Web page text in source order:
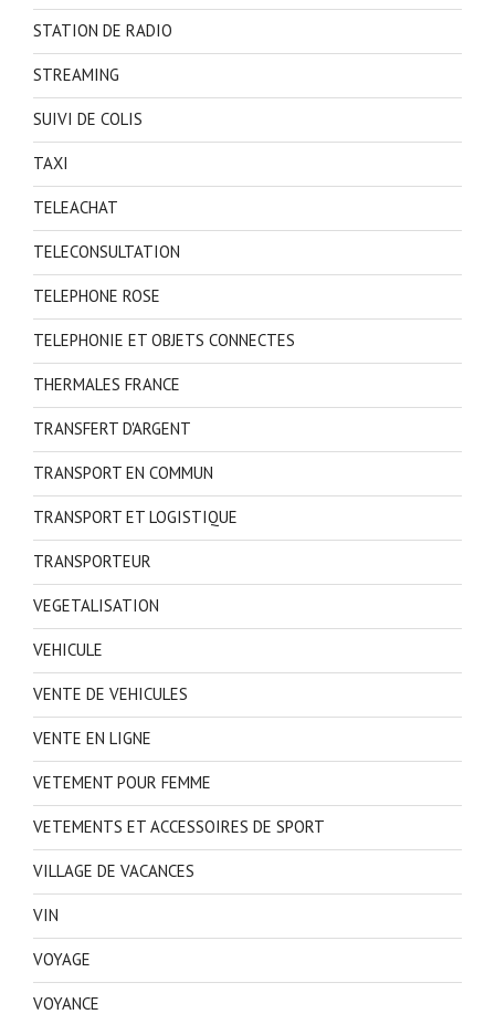
STATION DE RADIO
STREAMING
SUIVI DE COLIS
TAXI
TELEACHAT
TELECONSULTATION
TELEPHONE ROSE
TELEPHONIE ET OBJETS CONNECTES
THERMALES FRANCE
TRANSFERT D'ARGENT
TRANSPORT EN COMMUN
TRANSPORT ET LOGISTIQUE
TRANSPORTEUR
VEGETALISATION
VEHICULE
VENTE DE VEHICULES
VENTE EN LIGNE
VETEMENT POUR FEMME
VETEMENTS ET ACCESSOIRES DE SPORT
VILLAGE DE VACANCES
VIN
VOYAGE
VOYANCE